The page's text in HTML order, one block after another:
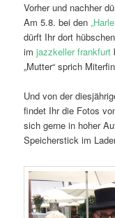
Vorher und nachher
Am 5.8. bei den
dürft Ihr dort
imjazzkeller frankfurt
„Mutter“ sprich
Und von der
findet Ihr die Fotos
sich gerne in hoher
Speicherstick im